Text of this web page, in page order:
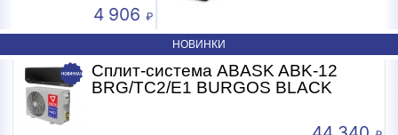
НОВИНКИ
Сплит-система ABASK ABK-12
BRG/TC2/E1 BURGOS BLACK